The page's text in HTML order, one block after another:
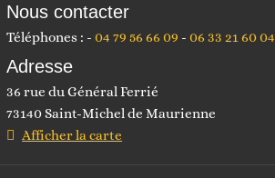
Nous contacter
Téléphones : 04 79 56 66 09 06 33 21 60 04
Adresse
36 rue du Général Ferrié
73140 Saint-Michel de Maurienne
Afficher la carte